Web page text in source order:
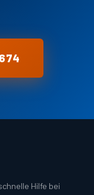
Hilfe bei